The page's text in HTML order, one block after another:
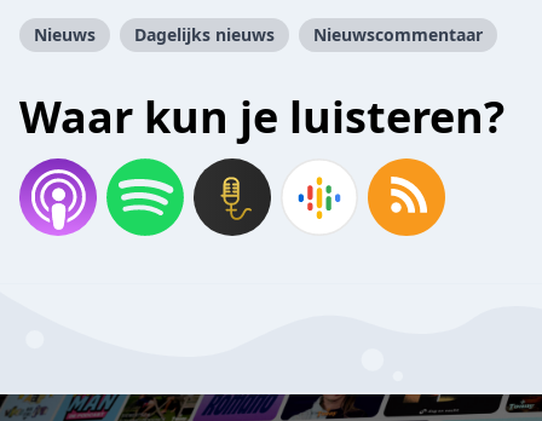
Nieuws Dagelijks nieuws Nieuwscommentaar
Waar kun je luisteren?